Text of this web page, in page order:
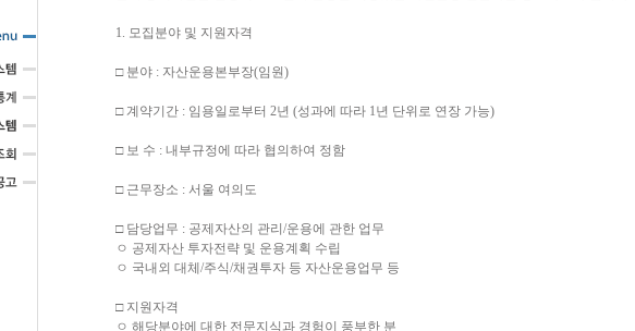
1. 모집분야 및 지원자격
□ 분야 : 자산운용본부장(임원)
□ 계약기간 : 임용일로부터 2년 (성과에 따라 1년 단위로 연장 가능)
□ 보 수 : 내부규정에 따라 협의하여 정함
□ 근무장소 : 서울 여의도
□ 담당업무 : 공제자산의 관리/운용에 관한 업무
ㅇ 공제자산 투자전략 및 운용계획 수립
ㅇ 국내외 대체/주식/채권투자 등 자산운용업무 등
□ 지원자격
ㅇ 해당분야에 대한 전문지식과 경험이 풍부한 분